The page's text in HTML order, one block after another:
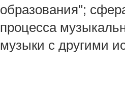
образования";
процесса
музыки с другими